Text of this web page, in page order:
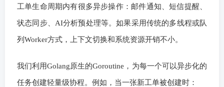
工单生命周期内有很多异步操作：邮件通知、短信提醒、
状态同步、AI分析预处理等。如果采用传统的多线程或队
列Worker方式，上下文切换和系统资源开销不小。
我们利用Golang原生的Goroutine，为每一个可以异步化的
任务创建轻量级协程。例如，当一张新工单被创建时：